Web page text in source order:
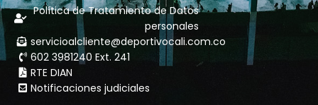
Política de Tratamiento de Datos
personales
servicioalcliente@deportivocali.com.co
602 3981240 Ext. 241
RTE DIAN
Notificaciones judiciales